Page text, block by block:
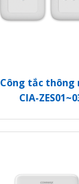
Công tắc thông
CIA-